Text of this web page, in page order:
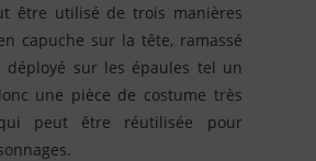
être utilisé de trois manières
capuche sur la tête, ramassé
déployé sur les épaules tel un
une pièce de costume très
peut être réutilisée pour